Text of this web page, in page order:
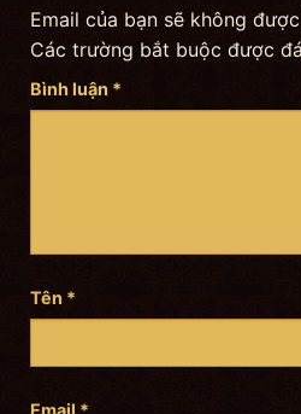
Email của bạn sẽ không
Các trường bắt buộc được
Bình luận *
Tên *
Email *